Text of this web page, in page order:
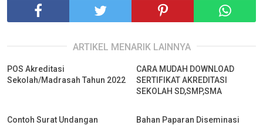
ARTIKEL MENARIK LAINNYA
POS Akreditasi
Sekolah/Madrasah Tahun 2022
CARA MUDAH DOWNLOAD
SERTIFIKAT AKREDITASI
SEKOLAH SD,SMP,SMA
Contoh Surat Undangan
Bahan Paparan Diseminasi